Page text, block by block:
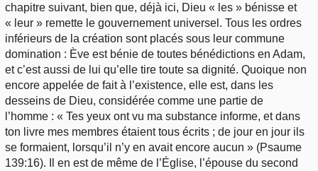
chapitre suivant, bien que, déjà ici, Dieu « les » bénisse et
« leur » remette le gouvernement universel. Tous les ordres
inférieurs de la création sont placés sous leur commune
domination : Ève est bénie de toutes bénédictions en Adam,
et c’est aussi de lui qu’elle tire toute sa dignité. Quoique non
encore appelée de fait à l’existence, elle est, dans les
desseins de Dieu, considérée comme une partie de
l’homme : « Tes yeux ont vu ma substance informe, et dans
ton livre mes membres étaient tous écrits ; de jour en jour ils
se formaient, lorsqu’il n’y en avait encore aucun » (Psaume
139:16). Il en est de même de l’Église, l’épouse du second